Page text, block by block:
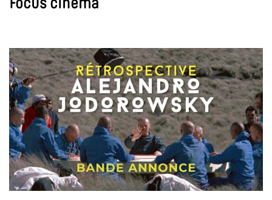
Focus cinéma